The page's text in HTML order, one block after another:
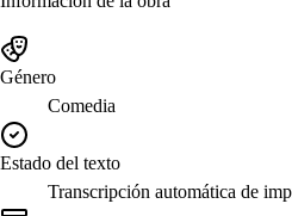
Género
Comedia
Estado del texto
Transcripción automática de